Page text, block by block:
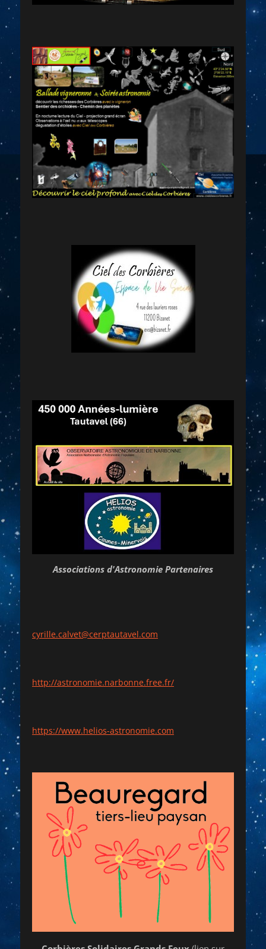
Associations d'Astronomie Partenaires
cyrille.calvet@cerptautavel.com
http://astronomie.narbonne.free.fr/
https://www.helios-astronomie.com